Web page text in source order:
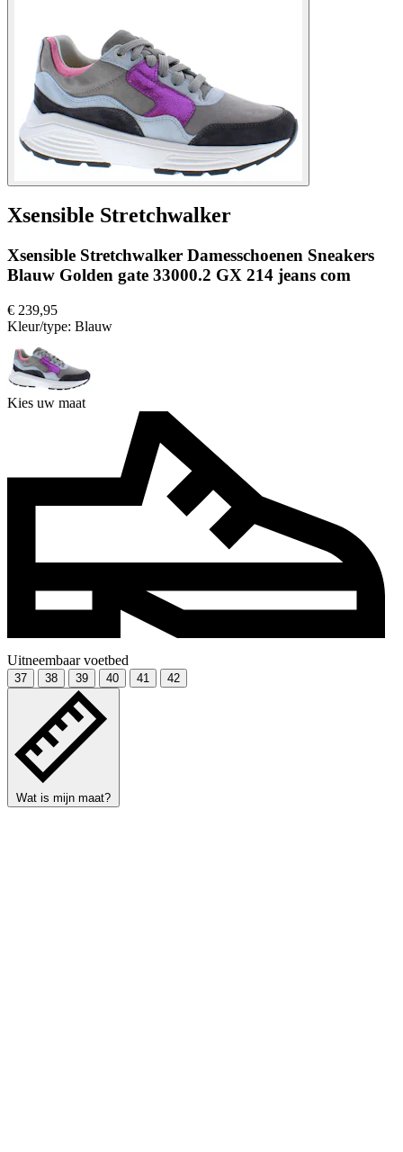
Xsensible Stretchwalker
Xsensible Stretchwalker Damesschoenen Sneakers
Blauw Golden gate 33000.2 GX 214 jeans com
€ 239,95
Kleur/type: Blauw
Kies uw maat
Uitneembaar voetbed
37 38 39 40 41 42
Wat is mijn maat?